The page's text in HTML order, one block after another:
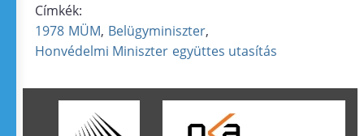
Címkék:
1978 MÜM Belügyminiszter
Honvédelmi Miniszter együttes utasítás